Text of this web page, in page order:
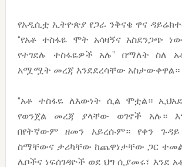
የአዲሲቷ ኢትዮጵያ የጋራ ንቅናቄ ዋና
“የአቶ ተስፋዬ ሞት አሳዛኝና አስደንጋጭ
የተገደሉ ተስፋዬዎች አሉ” በማለት ስለ
አሟሟት መረጃ እንደደረሳቸው አስታውቀዋል።
“አቶ ተስፋዬ ለእውነት ሲል ሞቷል።
የወንጀል መረጃ ያላቸው ወገኖች አሉ።
በየትኛውም ዘመን አይረሱም። የቀን ጉዳይ
ስማቸውና ታሪካቸው ከጨዋነታቸው ጋር
ሌቦችና ነፍሰገዳዮች ወደ ህግ ሲያመሩ፣ እንደ